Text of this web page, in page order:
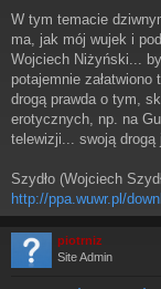
s
t
W tym temacie
ma, jak mój wujek i
Wojciech Niżyński...
potajemnie
drogą prawda o tym,
erotycznych, np. na
telewizji... swoją
Szydło (Wojciech
http://ppa.wuwr.pl/
piotrniz
Site Admin